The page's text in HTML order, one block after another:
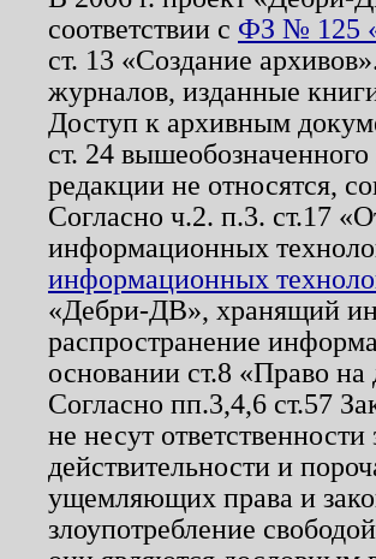
соответствии с ФЗ № 125
ст. 13 «Создание
журналов, изданные
Доступ к архивным
ст. 24
редакции не относятся,
Согласно ч.2. п.3. ст.17
информационных
информационных
«Дебри-ДВ», хранящий
распространение
основании ст.8 «Право
Согласно пп.3,4,6 ст.57
не несут
действительности и
ущемляющих права и
злоупотребление